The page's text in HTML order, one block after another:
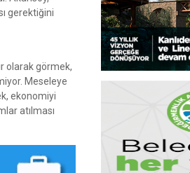
gerektiğini
olarak görmek,
Meseleye
ekonomiyi
atılması